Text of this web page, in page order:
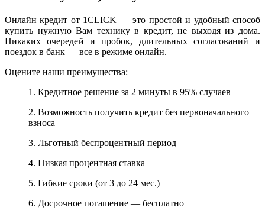
Онлайн кредит от 1CLICK — это простой и удобный способ
купить нужную Вам технику в кредит, не выходя из дома.
Никаких очередей и пробок, длительных согласований и
поездок в банк — все в режиме онлайн.
Оцените наши преимущества:
1. Кредитное решение за 2 минуты в 95% случаев
2. Возможность получить кредит без первоначального
взноса
3. Льготный беспроцентный период
4. Низкая процентная ставка
5. Гибкие сроки (от 3 до 24 мес.)
6. Досрочное погашение — бесплатно